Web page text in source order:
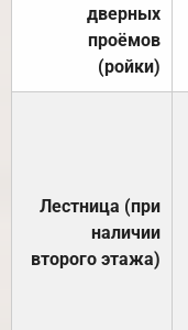
дверных
проёмов
(ройки)
Лестница (при
наличии
второго этажа)